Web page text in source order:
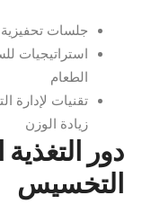
جلسات تحفيزية
استراتيجيات
الطعام
تقنيات لإدارة
زيادة الوزن
دور
التخسيس